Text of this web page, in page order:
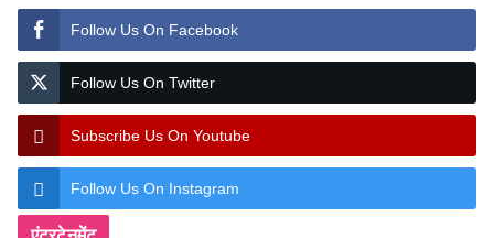
Follow Us On Facebook
Follow Us On Twitter
Subscribe Us On Youtube
Follow Us On Instagram